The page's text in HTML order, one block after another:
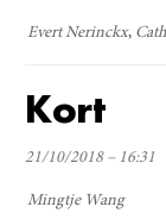
Evert Nerinckx
Kort
21/10/2018 – 16:31
Mingtje Wang